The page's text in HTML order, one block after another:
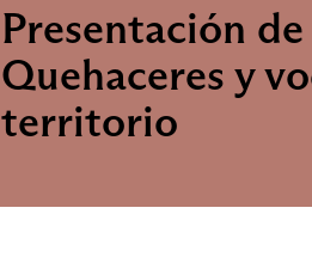
Presentación
Quehaceres y
territorio